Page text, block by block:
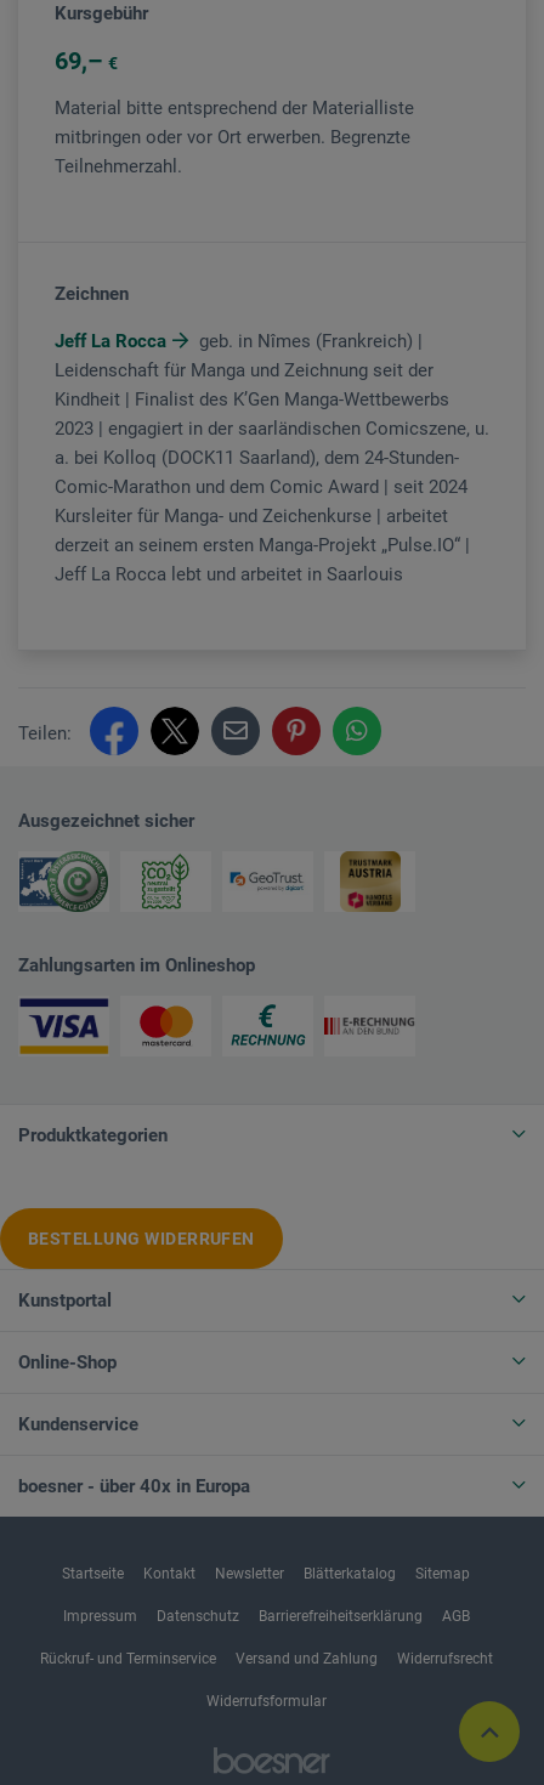
Kursgebühr
69 €
Material bitte entsprechend der Materialliste
mitbringen oder vor Ort erwerben. Begrenzte
Teilnehmerzahl.
Zeichnen
Jeff La Rocca
geb. in Nîmes (Frankreich) |
Leidenschaft für Manga und Zeichnung seit der
Kindheit | Finalist des K’Gen Manga-Wettbewerbs
2023 | engagiert in der saarländischen Comicszene, u.
a. bei Kolloq (DOCK11 Saarland), dem 24-Stunden-
Comic-Marathon und dem Comic Award | seit 2024
Kursleiter für Manga- und Zeichenkurse | arbeitet
derzeit an seinem ersten Manga-Projekt „Pulse.IO“ |
Jeff La Rocca lebt und arbeitet in Saarlouis
Teilen:
Ausgezeichnet sicher
Zahlungsarten im Onlineshop
Produktkategorien
BESTELLUNG WIDERRUFEN
Kunstportal
Online-Shop
Kundenservice
boesner - über 40x in Europa
Startseite Kontakt Newsletter Blätterkatalog Sitemap
Impressum Datenschutz Barrierefreiheitserklärung AGB
Rückruf- und Terminservice Versand und Zahlung Widerrufsrecht
Widerrufsformular